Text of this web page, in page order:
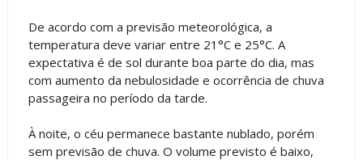
De acordo com a previsão meteorológica, a
temperatura deve variar entre 21°C e 25°C. A
expectativa é de sol durante boa parte do dia, mas
com aumento da nebulosidade e ocorrência de chuva
passageira no período da tarde.
À noite, o céu permanece bastante nublado, porém
sem previsão de chuva. O volume previsto é baixo,